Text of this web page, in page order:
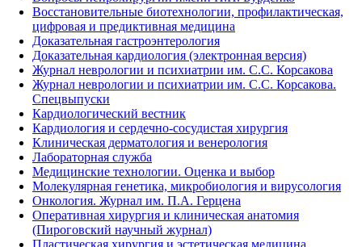
Восстановительные биотехнологии, профилактическая,
цифровая и предиктивная медицина
Доказательная гастроэнтерология
Доказательная кардиология (электронная версия)
Журнал неврологии и психиатрии им. С.С. Корсакова
Журнал неврологии и психиатрии им. С.С. Корсакова.
Спецвыпуски
Кардиологический вестник
Кардиология и сердечно-сосудистая хирургия
Клиническая дерматология и венерология
Лабораторная служба
Медицинские технологии. Оценка и выбор
Молекулярная генетика, микробиология и вирусология
Онкология. Журнал им. П.А. Герцена
Оперативная хирургия и клиническая анатомия
(Пироговский научный журнал)
Пластическая хирургия и эстетическая медицина